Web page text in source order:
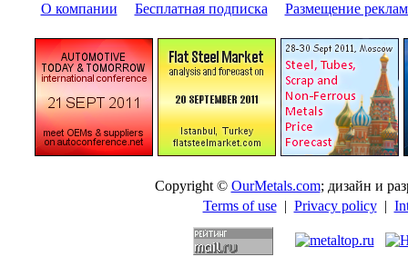
О компании Бесплатная подписка Размещение
Copyright © OurMetals.com; дизайн и
Terms of use| Privacy policy|